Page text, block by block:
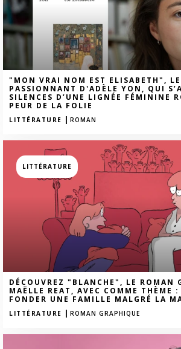
"MON VRAI NOM EST ELISABETH",
PASSIONNANT D'ADÈLE YON, QUI
SILENCES D’UNE LIGNÉE FÉMININE
PEUR DE LA FOLIE
LITTÉRATURE | ROMAN
DÉCOUVREZ "BLANCHE", LE ROMAN
MAËLLE REAT, AVEC COMME THÈME
FONDER UNE FAMILLE MALGRÉ LA
LITTÉRATURE | ROMAN GRAPHIQUE
LITTÉRATURE